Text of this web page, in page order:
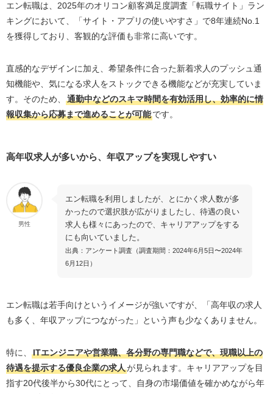
エン転職は、2025年のオリコン顧客満足度調査「転職サイト」ラン
キングにおいて、「サイト・アプリの使いやすさ」で8年連続No.1
を獲得しており、客観的な評価も非常に高いです。
直感的なデザインに加え、希望条件に合った新着求人のプッシュ通
知機能や、気になる求人をストックできる機能などが充実していま
す。そのため、
通勤中などのスキマ時間を有効活用し、効率的に情
報収集から応募まで進めることが可能です。
高年収求人が多いから、年収アップを実現しやすい
男性
エン転職を利用しましたが、とにかく求人数が多
かったので選択肢が広がりましたし、待遇の良い
求人も様々にあったので、キャリアアップをする
にも向いていました。
出典：アンケート調査（調査期間：2024年6月5日〜2024年
6月12日）
エン転職は若手向けというイメージが強いですが、「高年収の求人
も多く、年収アップにつながった」という声も少なくありません。
特に、
ITエンジニアや営業職、各分野の専門職などで、現職以上の
待遇を提示する優良企業の求人が見られます。キャリアアップを目
指す20代後半から30代にとって、自身の市場価値を確かめながら年